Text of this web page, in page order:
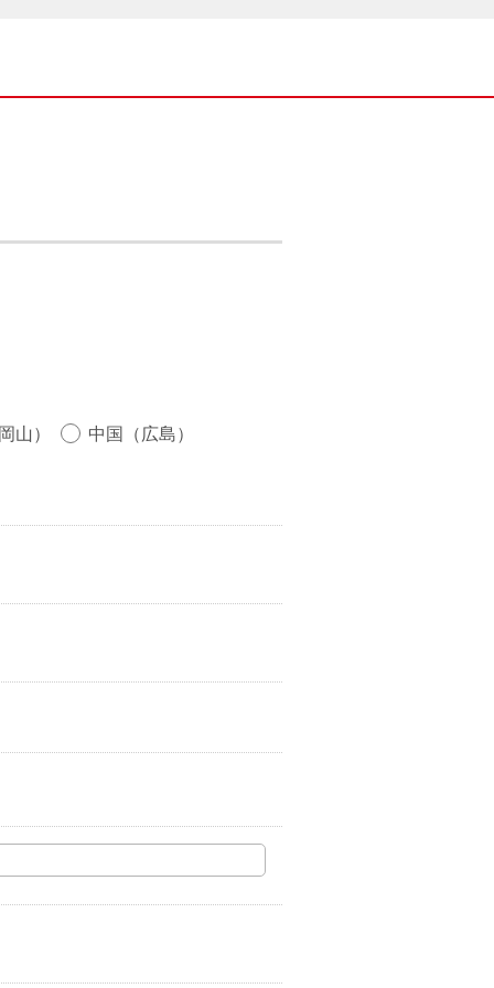
山）
中国（広島）